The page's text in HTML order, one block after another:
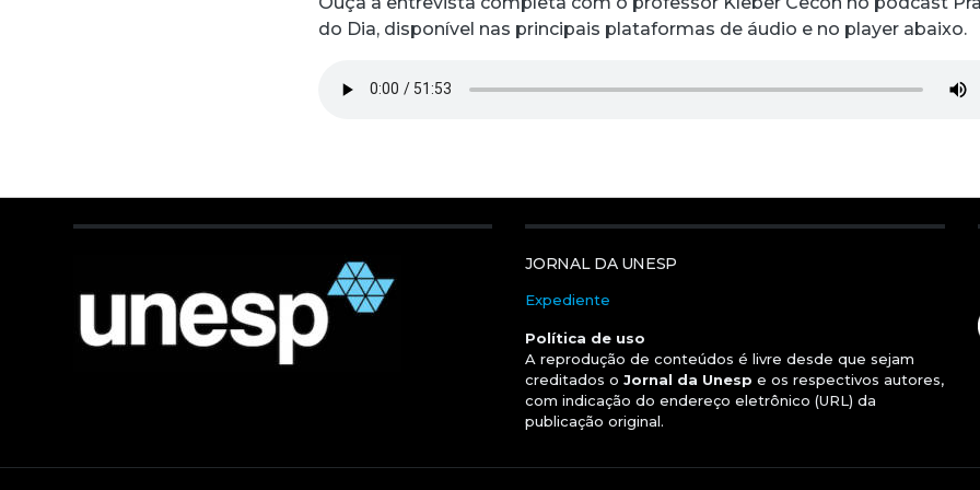
do Dia, disponível nas principais plataformas de áudio e no player abaixo.
JORNAL DA UNESP
Expediente
Política de uso
A reprodução de conteúdos é livre desde que sejam
creditados oJornal da Unesp e os respectivos autores,
com indicação do endereço eletrônico (URL) da
publicação original.